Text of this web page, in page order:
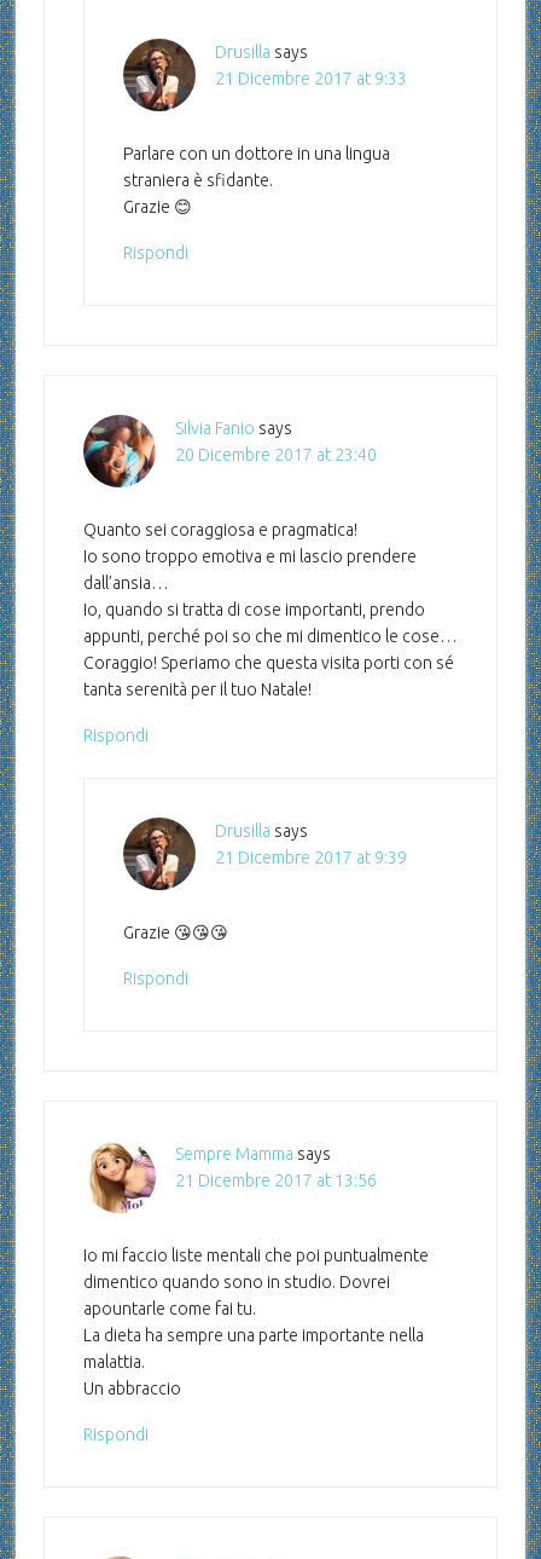
Drusilla says
21 Dicembre 2017 at 9:33
Parlare con un dottore in una lingua
straniera è sfidante.
Grazie 😊
Rispondi
Silvia Fanio says
20 Dicembre 2017 at 23:40
Quanto sei coraggiosa e pragmatica!
Io sono troppo emotiva e mi lascio prendere
dall’ansia…
Io, quando si tratta di cose importanti, prendo
appunti, perché poi so che mi dimentico le cose…
Coraggio! Speriamo che questa visita porti con sé
tanta serenità per il tuo Natale!
Rispondi
Drusilla says
21 Dicembre 2017 at 9:39
Grazie 😘😘😘
Rispondi
Sempre Mamma says
21 Dicembre 2017 at 13:56
Io mi faccio liste mentali che poi puntualmente
dimentico quando sono in studio. Dovrei
apountarle come fai tu.
La dieta ha sempre una parte importante nella
malattia.
Un abbraccio
Rispondi